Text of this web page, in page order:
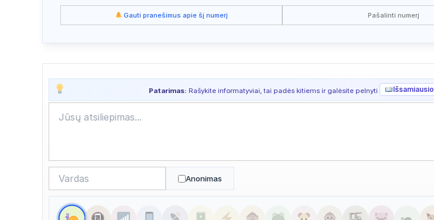
Apsilankyta ataskaitoje 2026/07/30 19:14
Apsilankyta ataskaitoje 2026/07/24 13:12
Apsilankyta ataskaitoje 2026/07/24 12:25
Apsilankyta ataskaitoje
Apsilankyta ataskaitoje 2026/07/22 08:26
Apsilankyta ataskaitoje 2026/07/21 14:28
Gauti pranešimus apie šį numerį Pašalinti numerį
Patarimas: Rašykite informatyviai, tai padės kitiems ir galėsite pelnyti Išsamiausio
Anonimas